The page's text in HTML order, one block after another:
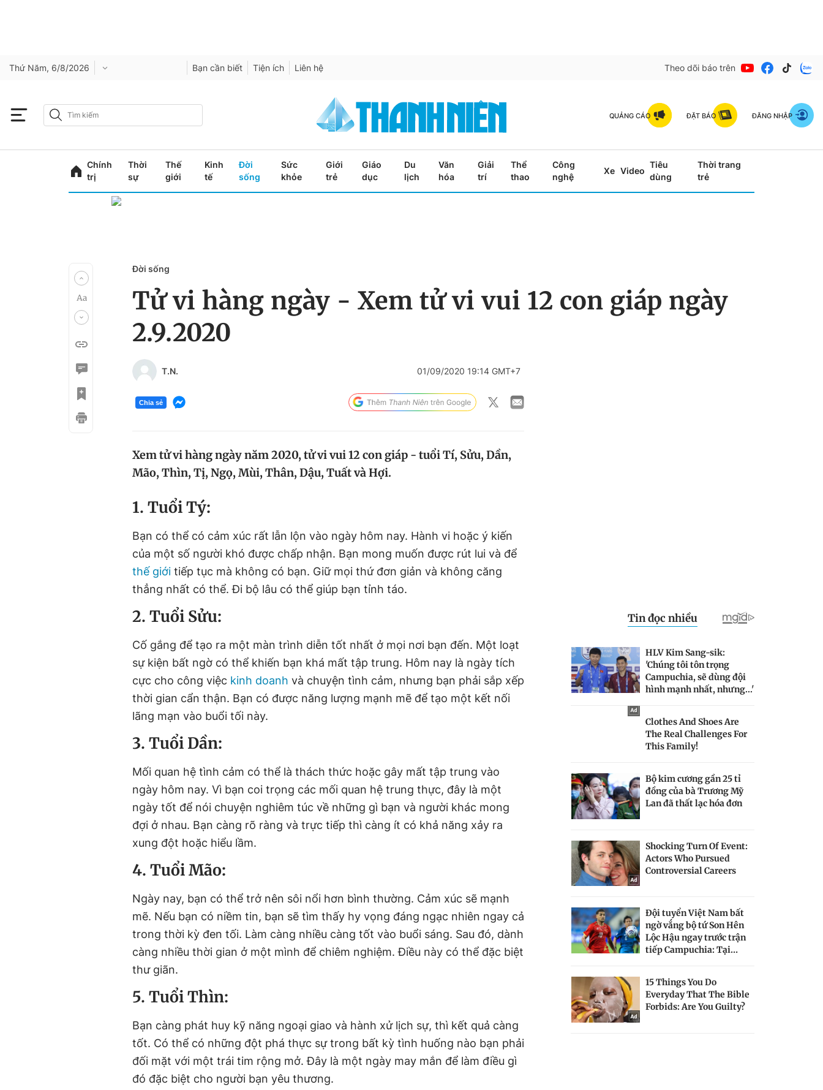
Thứ Năm, 6/8/2026 Bạn cần biết Tiện ích Liên hệ Theo dõi báo trên
QUẢNG CÁO ĐẶT BÁO ĐĂNG NHẬP
Chính
trị
Thời
sự
Thế
giới
Kinh
tế
Đời
sống
Sức
khỏe
Giới
trẻ
Giáo
dục
Du
lịch
Văn
hóa
Giải
trí
Thể
thao
Công
nghệ
Xe Video
Tiêu
dùng
Thời trang
trẻ
Đời sống
Tử vi hàng ngày - Xem tử vi vui 12 con giáp ngày
2.9.2020
T.N. 01/09/2020 19:14 GMT+7
Chia sẻ
Xem tử vi hàng ngày năm 2020, tử vi vui 12 con giáp - tuổi Tí, Sửu, Dần,
Mão, Thìn, Tị, Ngọ, Mùi, Thân, Dậu, Tuất và Hợi.
1. Tuổi Tý:
Bạn có thể có cảm xúc rất lẫn lộn vào ngày hôm nay. Hành vi hoặc ý kiến
của một số người khó được chấp nhận. Bạn mong muốn được rút lui và để
thế giới tiếp tục mà không có bạn. Giữ mọi thứ đơn giản và không căng
thẳng nhất có thể. Đi bộ lâu có thể giúp bạn tỉnh táo.
2. Tuổi Sửu:
Cố gắng để tạo ra một màn trình diễn tốt nhất ở mọi nơi bạn đến. Một loạt
sự kiện bất ngờ có thể khiến bạn khá mất tập trung. Hôm nay là ngày tích
cực cho công việc kinh doanh và chuyện tình cảm, nhưng bạn phải sắp xếp
thời gian cẩn thận. Bạn có được năng lượng mạnh mẽ để tạo một kết nối
lãng mạn vào buổi tối này.
3. Tuổi Dần:
Mối quan hệ tình cảm có thể là thách thức hoặc gây mất tập trung vào
ngày hôm nay. Vì bạn coi trọng các mối quan hệ trung thực, đây là một
ngày tốt để nói chuyện nghiêm túc về những gì bạn và người khác mong
đợi ở nhau. Bạn càng rõ ràng và trực tiếp thì càng ít có khả năng xảy ra
xung đột hoặc hiểu lầm.
4. Tuổi Mão:
Ngày nay, bạn có thể trở nên sôi nổi hơn bình thường. Cảm xúc sẽ mạnh
mẽ. Nếu bạn có niềm tin, bạn sẽ tìm thấy hy vọng đáng ngạc nhiên ngay cả
trong thời kỳ đen tối. Làm càng nhiều càng tốt vào buổi sáng. Sau đó, dành
càng nhiều thời gian ở một mình để chiêm nghiệm. Điều này có thể đặc biệt
thư giãn.
5. Tuổi Thìn:
Bạn càng phát huy kỹ năng ngoại giao và hành xử lịch sự, thì kết quả càng
tốt. Có thể có những đột phá thực sự trong bất kỳ tình huống nào bạn phải
đối mặt với một trái tim rộng mở. Đây là một ngày may mắn để làm điều gì
đó đặc biệt cho người bạn yêu thương.